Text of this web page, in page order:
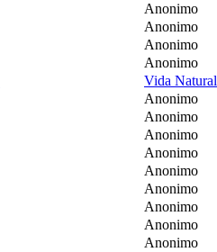
Anonimo
Anonimo
Anonimo
Anonimo
Vida Natural
Anonimo
Anonimo
Anonimo
Anonimo
Anonimo
Anonimo
Anonimo
Anonimo
Anonimo